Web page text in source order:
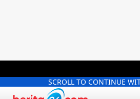
SCROLL TO CONTINUE